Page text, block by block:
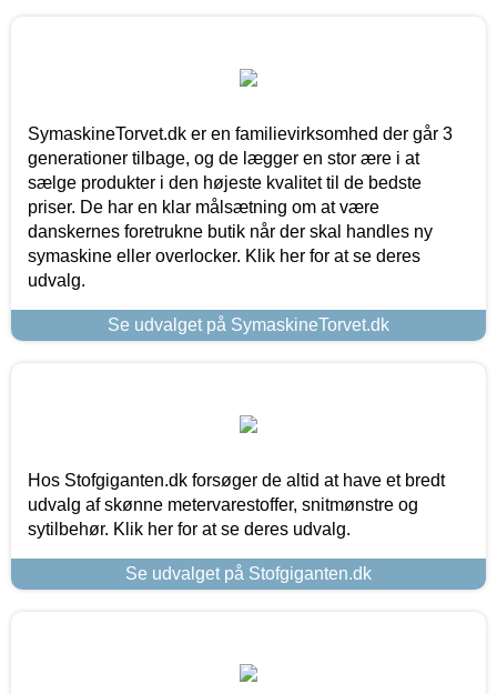
SymaskineTorvet.dk er en familievirksomhed der går 3
generationer tilbage, og de lægger en stor ære i at
sælge produkter i den højeste kvalitet til de bedste
priser. De har en klar målsætning om at være
danskernes foretrukne butik når der skal handles ny
symaskine eller overlocker. Klik her for at se deres
udvalg.
Se udvalget på SymaskineTorvet.dk
Hos Stofgiganten.dk forsøger de altid at have et bredt
udvalg af skønne metervarestoffer, snitmønstre og
sytilbehør. Klik her for at se deres udvalg.
Se udvalget på Stofgiganten.dk